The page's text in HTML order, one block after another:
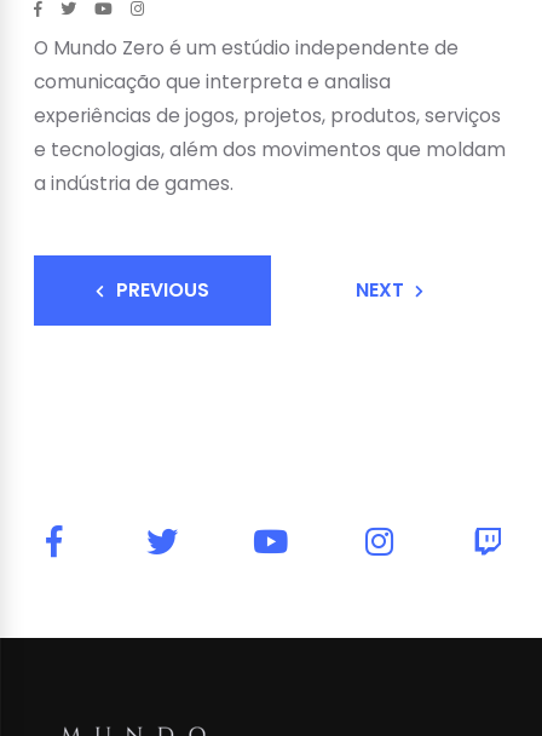
O Mundo Zero é um estúdio independente de
comunicação que interpreta e analisa
experiências de jogos, projetos, produtos, serviços
e tecnologias, além dos movimentos que moldam
a indústria de games.
PREVIOUS NEXT